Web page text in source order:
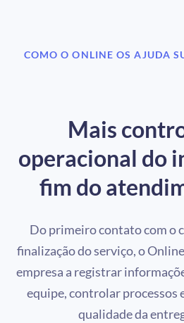
COMO O ONLINE OS AJUDA
Mais
operacional do
fim do
Do primeiro contato com o
finalização do serviço, o
empresa a registrar
equipe, controlar processos
qualidade da